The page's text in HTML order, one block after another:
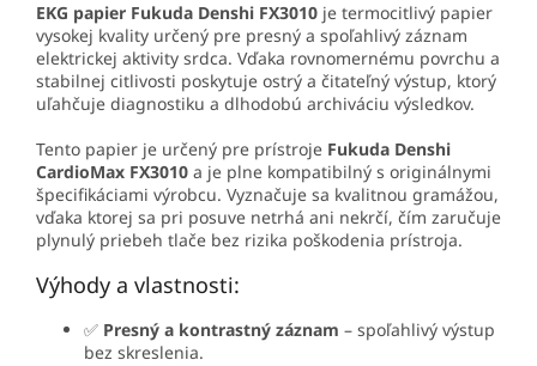
EKG papier Fukuda Denshi FX3010 je termocitlivý papier
vysokej kvality určený pre presný a spoľahlivý záznam
elektrickej aktivity srdca. Vďaka rovnomernému povrchu a
stabilnej citlivosti poskytuje ostrý a čitateľný výstup, ktorý
uľahčuje diagnostiku a dlhodobú archiváciu výsledkov.
Tento papier je určený pre prístroje Fukuda Denshi
CardioMax FX3010 a je plne kompatibilný s originálnymi
špecifikáciami výrobcu. Vyznačuje sa kvalitnou gramážou,
vďaka ktorej sa pri posuve netrhá ani nekrčí, čím zaručuje
plynulý priebeh tlače bez rizika poškodenia prístroja.
Výhody a vlastnosti:
✅ Presný a kontrastný záznam – spoľahlivý výstup
bez skreslenia.